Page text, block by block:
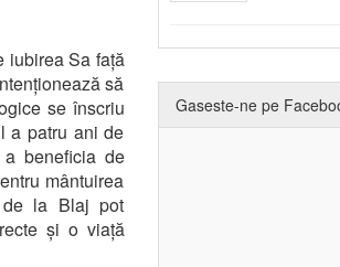
iubirea Sa față
să
se înscriu
a patru ani de
beneficia de
mântuirea
de la Blaj pot
și o viață
Gaseste-ne pe